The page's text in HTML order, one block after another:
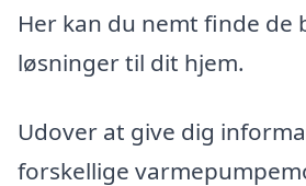
Her kan du nemt finde de
løsninger til dit hjem.
Udover at give dig
forskellige